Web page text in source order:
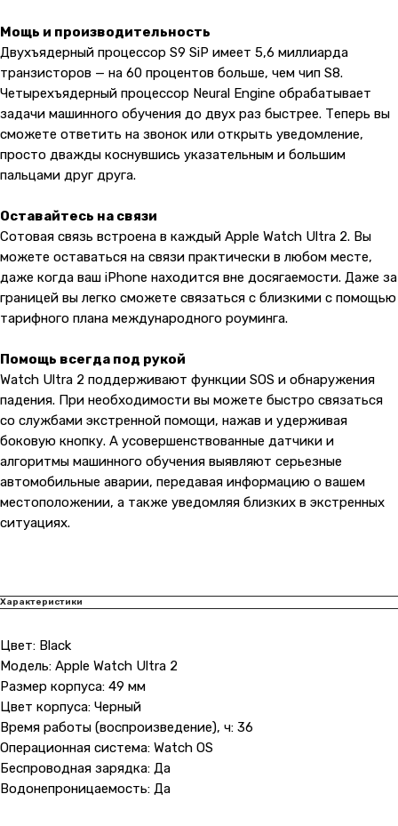
Мощь и производительность
Двухъядерный процессор S9 SiP имеет 5,6 миллиарда
транзисторов — на 60 процентов больше, чем чип S8.
Четырехъядерный процессор Neural Engine обрабатывает
задачи машинного обучения до двух раз быстрее. Теперь вы
сможете ответить на звонок или открыть уведомление,
просто дважды коснувшись указательным и большим
пальцами друг друга.
Оставайтесь на связи
Сотовая связь встроена в каждый Apple Watch Ultra 2. Вы
можете оставаться на связи практически в любом месте,
даже когда ваш iPhone находится вне досягаемости. Даже за
границей вы легко сможете связаться с близкими с помощью
тарифного плана международного роуминга.
Помощь всегда под рукой
Watch Ultra 2 поддерживают функции SOS и обнаружения
падения. При необходимости вы можете быстро связаться
со службами экстренной помощи, нажав и удерживая
боковую кнопку. А усовершенствованные датчики и
алгоритмы машинного обучения выявляют серьезные
автомобильные аварии, передавая информацию о вашем
местоположении, а также уведомляя близких в экстренных
ситуациях.
Характеристики
Цвет: Black
Модель: Apple Watch Ultra 2
Размер корпуса: 49 мм
Цвет корпуса: Черный
Время работы (воспроизведение), ч: 36
Операционная система: Watch OS
Беспроводная зарядка: Да
Водонепроницаемость: Да